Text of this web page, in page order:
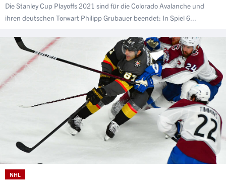
Die Stanley Cup Playoffs 2021 sind für die Colorado Avalanche und
ihren deutschen Torwart Philipp Grubauer beendet: In Spiel 6...
NHL